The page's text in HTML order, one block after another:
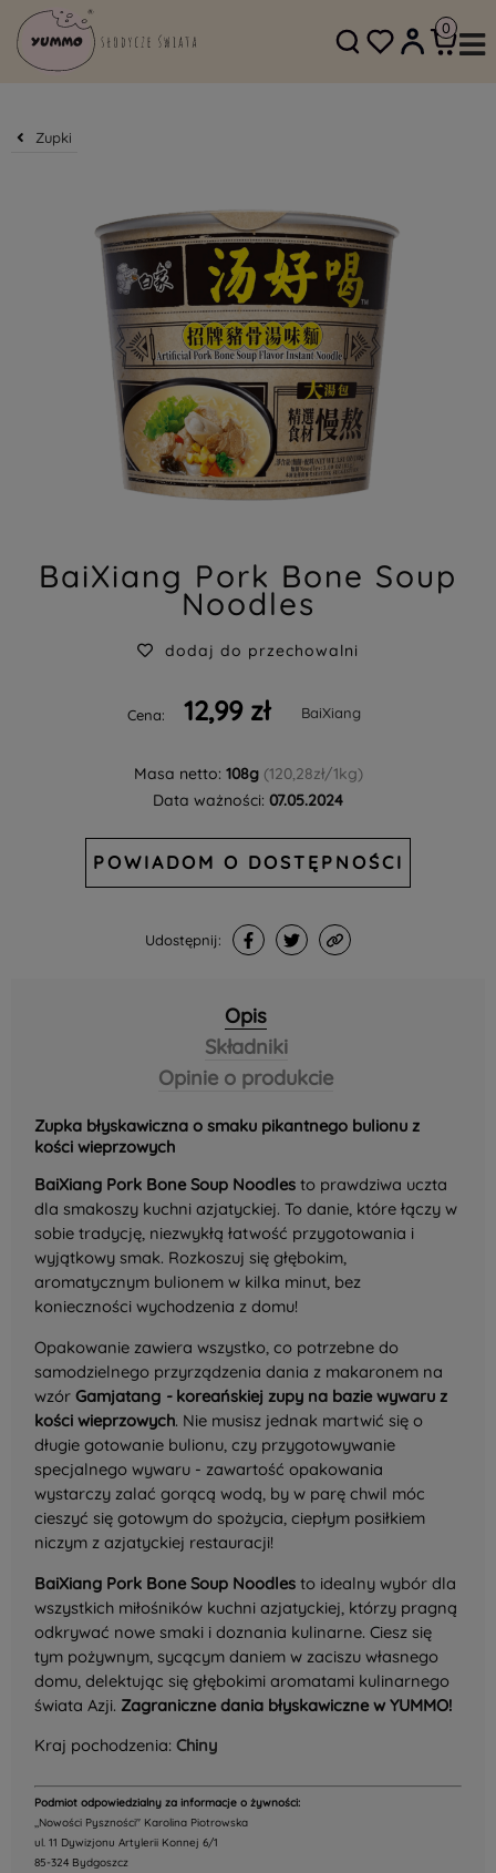
SKLEP@YUMMO.PL
Zupki
BaiXiang Pork Bone Soup
Noodles
dodaj do przechowalni
Cena: 12,99 zł BaiXiang
Masa netto: 108g (120,28zł/1kg)
Data ważności: 07.05.2024
POWIADOM O DOSTĘPNOŚCI
Udostępnij:
Opis
Składniki
Opinie o produkcie
Zupka błyskawiczna o smaku pikantnego bulionu z
kości wieprzowych
BaiXiang Pork Bone Soup Noodlesto prawdziwa uczta
dla smakoszy kuchni azjatyckiej. To danie, które łączy w
sobie tradycję, niezwykłą łatwość przygotowania i
wyjątkowy smak. Rozkoszuj się głębokim,
aromatycznym bulionem w kilka minut, bez
konieczności wychodzenia z domu!
Opakowanie zawiera wszystko, co potrzebne do
samodzielnego przyrządzenia dania z makaronem na
wzórGamjatang -koreańskiej zupy na bazie wywaru z
kości wieprzowych. Nie musisz jednak martwić się o
długie gotowanie bulionu, czy przygotowywanie
specjalnego wywaru - zawartość opakowania
wystarczy zalać gorącą wodą, by w parę chwil móc
cieszyć się gotowym do spożycia, ciepłym posiłkiem
niczym z azjatyckiej restauracji!
BaiXiang Pork Bone Soup Noodles to idealny wybór dla
wszystkich miłośników kuchni azjatyckiej, którzy pragną
odkrywać nowe smaki i doznania kulinarne. Ciesz się
tym pożywnym, sycącym daniem w zaciszu własnego
domu, delektując się głębokimi aromatami kulinarnego
świata Azji. Zagraniczne dania błyskawiczne w YUMMO!
Kraj pochodzenia:Chiny
Podmiot odpowiedzialny za informacje o żywności:
,,Nowości Pyszności" Karolina Piotrowska
ul. 11 Dywizjonu Artylerii Konnej 6/1
85-324 Bydgoszcz